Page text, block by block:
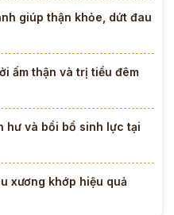
giúp thận khỏe, dứt đau
ấm thận và trị tiểu đêm
hư và bồi bổ sinh lực tại
xương khớp hiệu quả